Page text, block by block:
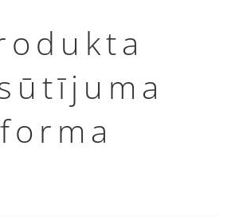
forma